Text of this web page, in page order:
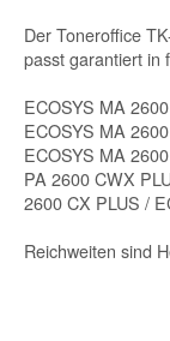
Der Toneroffice
passt garantiert in
ECOSYS MA
ECOSYS MA
ECOSYS MA
PA 2600 CWX
2600 CX PLUS /
Reichweiten sind